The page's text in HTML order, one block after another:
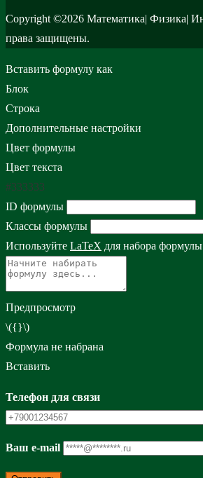
Copyright ©2026 Математика| Физика| Информатика . Все
права защищены.
Вставить формулу как
Блок
Строка
Дополнительные настройки
Цвет формулы
Цвет текста
#333333
ID формулы
Классы формулы
Используйте LaTeX для набора формулы
Предпросмотр
\({}\)
Формула не набрана
Вставить
Телефон для связи
Ваш e-mail